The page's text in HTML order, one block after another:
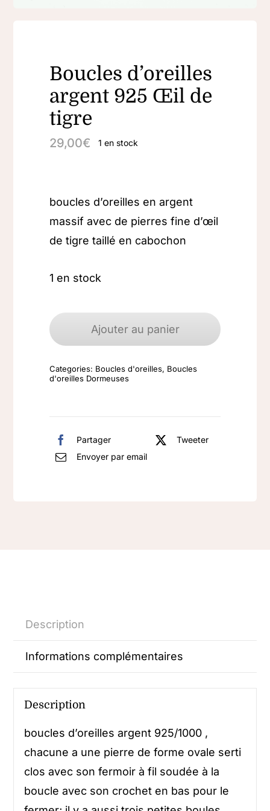
Boucles d’oreilles
argent 925 Œil de
tigre
29,00€ 1 en stock
boucles d’oreilles en argent
massif avec de pierres fine d’œil
de tigre taillé en cabochon
1 en stock
de
argent
Ajouter au panier
Categories: Boucles d'oreilles, Boucles
d'oreilles Dormeuses
Partager
Tweeter
Envoyer par email
Description
Informations complémentaires
Description
boucles d’oreilles argent 925/1000 ,
chacune a une pierre de forme ovale serti
clos avec son fermoir à fil soudée à la
boucle avec son crochet en bas pour le